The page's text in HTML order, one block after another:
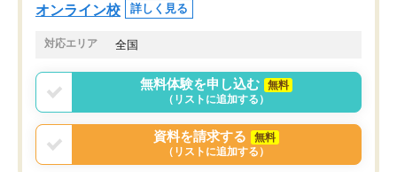
オンライン校 詳しく見る
対応エリア 全国
無料体験を申し込む
無料
（リストに追加する）
資料を請求する
無料
（リストに追加する）